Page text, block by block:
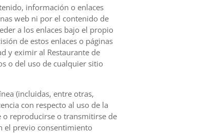
información o enlaces
web ni por el contenido de
a los enlaces bajo el propio
de estos enlaces o páginas
y eximir al Restaurante de
o del uso de cualquier sitio
(incluidas, entre otras,
con respecto al uso de la
o reproducirse o transmitirse de
el previo consentimiento